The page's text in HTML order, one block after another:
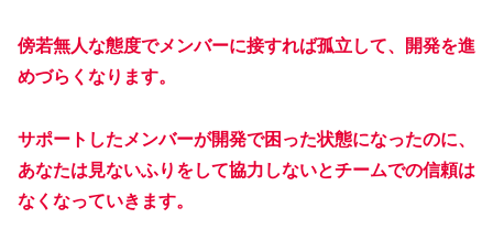
傍若無人な態度でメンバーに接すれば孤立して、開発を進
めづらくなります。
サポートしたメンバーが開発で困った状態になったのに、
あなたは見ないふりをして協力しないとチームでの信頼は
なくなっていきます。